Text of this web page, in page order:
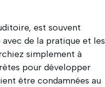
est souvent
de la pratique et les
simplement à
pour développer
être condamnées au